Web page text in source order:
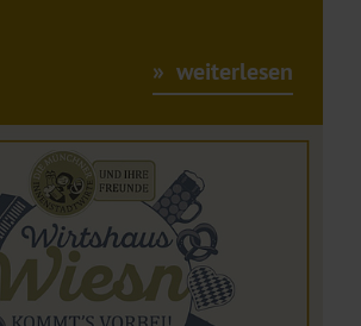
weiterlesen